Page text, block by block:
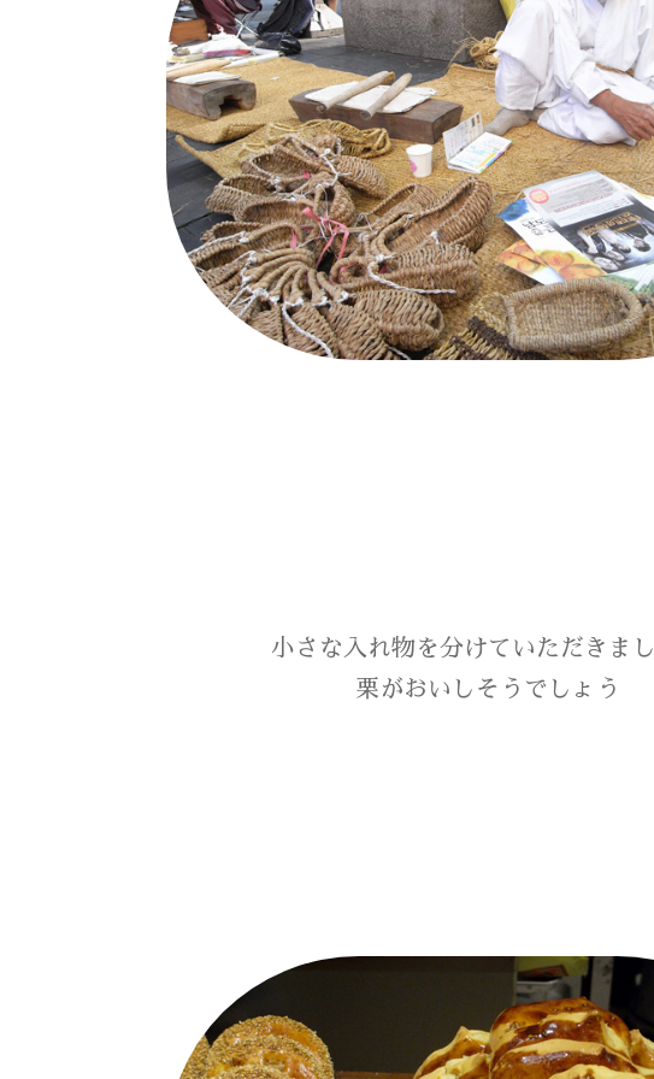
小さな入れ物を分けていただきまし
栗がおいしそうでしょう